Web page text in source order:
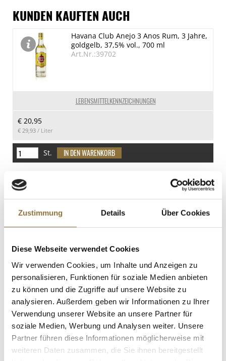
Zustimmung Details Über Cookies
Diese Webseite verwendet Cookies
Wir verwenden Cookies, um Inhalte und Anzeigen zu
personalisieren, Funktionen für soziale Medien anbieten
zu können und die Zugriffe auf unsere Website zu
analysieren. Außerdem geben wir Informationen zu Ihrer
Verwendung unserer Website an unsere Partner für
soziale Medien, Werbung und Analysen weiter. Unsere
Partner führen diese Informationen möglicherweise mit
weiteren Daten zusammen, die Sie ihnen bereitgestellt
je 100g
Brennwert
130 kJ/31 kcal
Fett
0.3 g
davon gesättigte Fettsäuren
0.6 g
2.9 g
6.78 g
KUNDEN KAUFTEN AUCH
LEBENSMITTELKENNZEICHNUNGEN
Havana Club Anejo 3 Anos Rum, 3 Jahre,
goldgelb, 37,5% vol., 700 ml
Art.Nr.:39702
€ 20,95
€ 29,93 / Liter
St.
LEBENSMITTELKENNZEICHNUNGEN
Orangeat, kandierte Orange Würfel,
Art.Nr.:67266
€ 4,19
€ 16,76/ kg
Vinaigre de Reims, Essig aus den
Champagne-Ardennen, 7% Säure,
Soripa, 1 l
Art.Nr.:10644